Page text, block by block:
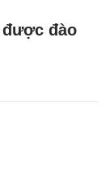
được đào